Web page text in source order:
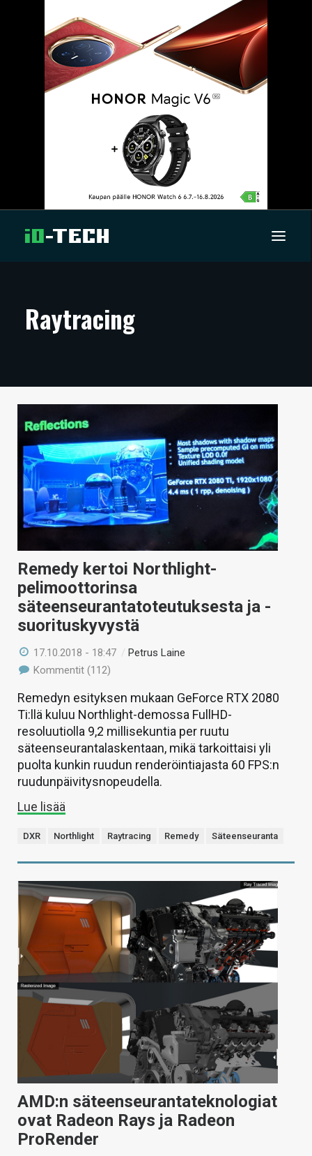
ARTIKKELIT
TECHBBS
TIETOA
HINTA.FI
KAUPPA
VAIHDA TEEMA
HAKU
Raytracing
Remedy kertoi Northlight-
pelimoottorinsa
säteenseurantatoteutuksesta ja -
suorituskyvystä
17.10.2018 - 18:47 /Petrus Laine
Kommentit (112)
Remedyn esityksen mukaan GeForce RTX 2080
Ti:llä kuluu Northlight-demossa FullHD-
resoluutiolla 9,2 millisekuntia per ruutu
säteenseurantalaskentaan, mikä tarkoittaisi yli
puolta kunkin ruudun renderöintiajasta 60 FPS:n
ruudunpäivitysnopeudella.
Lue lisää
DXR Northlight Raytracing Remedy Säteenseuranta
AMD:n säteenseurantateknologiat
ovat Radeon Rays ja Radeon
ProRender